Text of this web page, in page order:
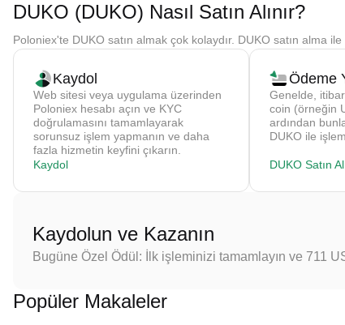
DUKO (DUKO) Nasıl Satın Alınır?
Poloniex'te DUKO satın almak çok kolaydır. DUKO satın alma
Kaydol
Web sitesi veya uygulama üzerinden
Poloniex hesabı açın ve KYC
doğrulamasını tamamlayarak
sorunsuz işlem yapmanın ve daha
fazla hizmetin keyfini çıkarın.
Kaydol
Ödeme
Genelde,
coin (örneğin
ardından
DUKO ile
DUKO Satın
Kaydolun ve Kazanın
Bugüne Özel Ödül: İlk işleminizi tamamlayın ve 711
Popüler Makaleler